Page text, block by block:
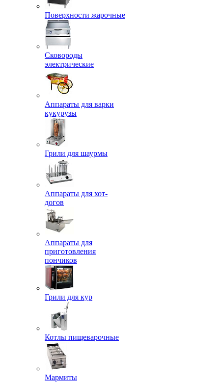
Поверхности жарочные
Сковороды
электрические
Аппараты для варки
кукурузы
Грили для шаурмы
Аппараты для хот-
догов
Аппараты для
приготовления
пончиков
Грили для кур
Котлы пищеварочные
Мармиты